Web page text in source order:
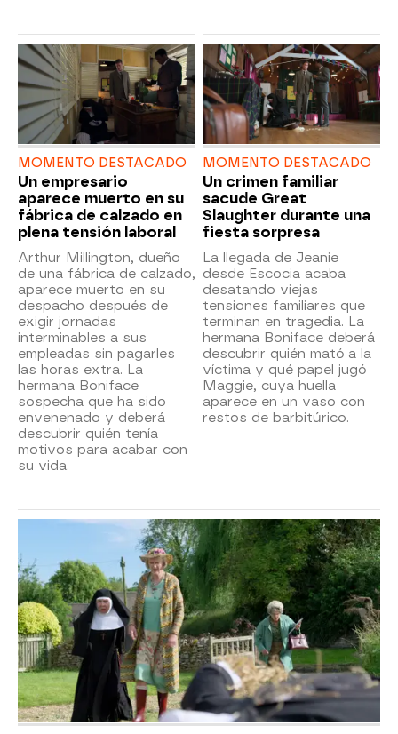
MOMENTO DESTACADO
Un empresario
aparece muerto en su
fábrica de calzado en
plena tensión laboral
Arthur Millington, dueño
de una fábrica de calzado,
aparece muerto en su
despacho después de
exigir jornadas
interminables a sus
empleadas sin pagarles
las horas extra. La
hermana Boniface
sospecha que ha sido
envenenado y deberá
descubrir quién tenía
motivos para acabar con
su vida.
MOMENTO DESTACADO
Un crimen familiar
sacude Great
Slaughter durante una
fiesta sorpresa
La llegada de Jeanie
desde Escocia acaba
desatando viejas
tensiones familiares que
terminan en tragedia. La
hermana Boniface deberá
descubrir quién mató a la
víctima y qué papel jugó
Maggie, cuya huella
aparece en un vaso con
restos de barbitúrico.